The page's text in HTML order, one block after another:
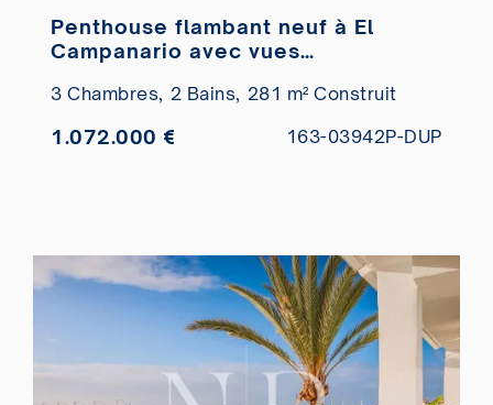
Penthouse flambant neuf à El
Campanario avec vues
3 Chambres, 2 Bains, 281 m² Construit
1.072.000 € 163-03942P-DUP